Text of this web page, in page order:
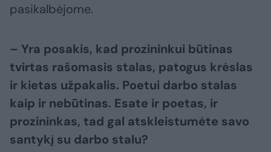
pasikalbėjome.
– Yra posakis, kad prozininkui būtinas
tvirtas rašomasis stalas, patogus krėslas
ir kietas užpakalis. Poetui darbo stalas
kaip ir nebūtinas. Esate ir poetas, ir
prozininkas, tad gal atskleistumėte savo
santykį su darbo stalu?